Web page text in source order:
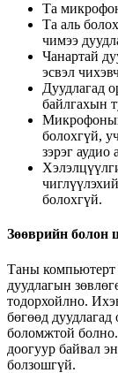
Та микрофо
Та аль болох
чимээ дуудл
Чанартай ду
эсвэл чихэв
Дуудлагад о
байлгахын т
Микрофоны
болохгүй, у
зэрэг аудио а
Хэлэлцүүлг
чиглүүлэхий
болохгүй.
Зөөврийн болон
Таны компьютерт
дуудлагын зөвлөг
тодорхойлно. Ихэ
бөгөөд дуудлагад
боломжтой болно.
доогуур байвал эн
болзошгүй.